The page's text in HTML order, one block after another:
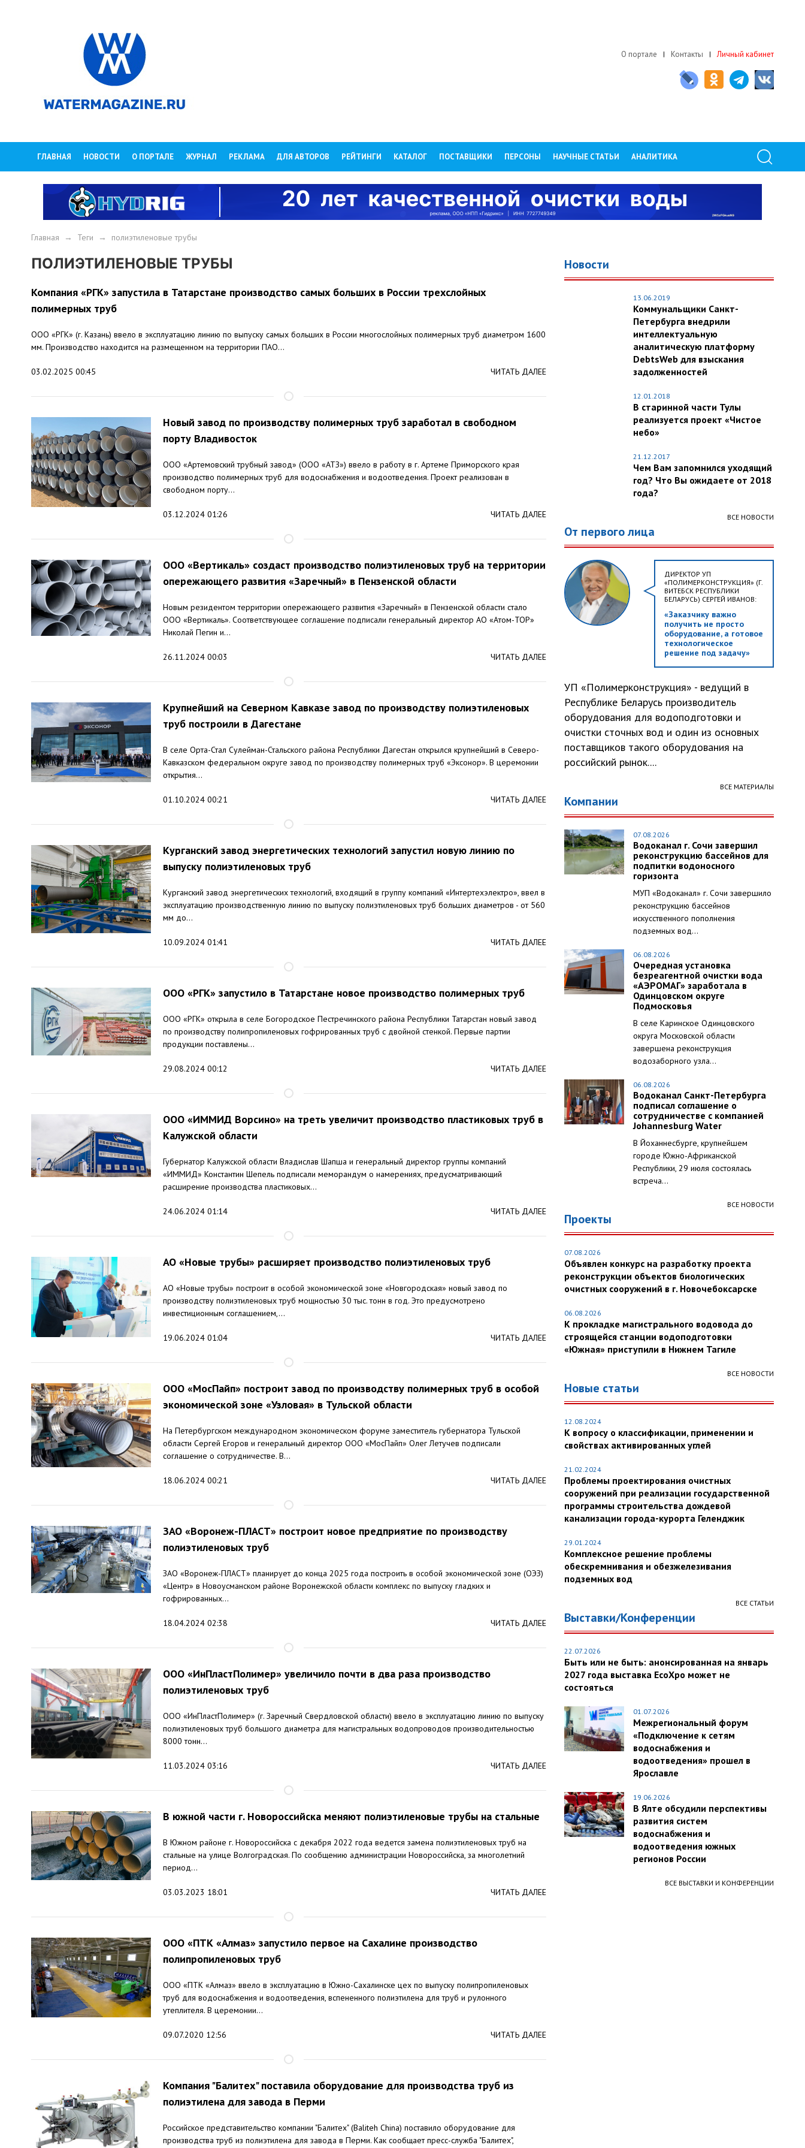
О портале Контакты Личный кабинет
ГЛАВНАЯ НОВОСТИ О ПОРТАЛЕ ЖУРНАЛ РЕКЛАМА ДЛЯ АВТОРОВ РЕЙТИНГИ КАТАЛОГ ПОСТАВЩИКИ ПЕРСОНЫ НАУЧНЫЕ СТАТЬИ АНАЛИТИКА
Главная → Теги → полиэтиленовые трубы
ПОЛИЭТИЛЕНОВЫЕ ТРУБЫ
Компания «РГК» запустила в Татарстане производство самых больших в России трехслойных
полимерных труб
ООО «РГК» (г. Казань) ввело в эксплуатацию линию по выпуску самых больших в России многослойных полимерных труб диаметром 1600
мм. Производство находится на размещенном на территории ПАО...
03.02.2025 00:45 ЧИТАТЬ ДАЛЕЕ
Новый завод по производству полимерных труб заработал в свободном
порту Владивосток
ООО «Артемовский трубный завод» (ООО «АТЗ») ввело в работу в г. Артеме Приморского края
производство полимерных труб для водоснабжения и водоотведения. Проект реализован в
свободном порту...
03.12.2024 01:26 ЧИТАТЬ ДАЛЕЕ
ООО «Вертикаль» создаст производство полиэтиленовых труб на территории
опережающего развития «Заречный» в Пензенской области
Новым резидентом территории опережающего развития «Заречный» в Пензенской области стало
ООО «Вертикаль». Соответствующее соглашение подписали генеральный директор АО «Атом-ТОР»
Николай Пегин и...
26.11.2024 00:03 ЧИТАТЬ ДАЛЕЕ
Крупнейший на Северном Кавказе завод по производству полиэтиленовых
труб построили в Дагестане
В селе Орта-Стал Сулейман-Стальского района Республики Дагестан открылся крупнейший в Северо-
Кавказском федеральном округе завод по производству полимерных труб «Эксонор». В церемонии
открытия...
01.10.2024 00:21 ЧИТАТЬ ДАЛЕЕ
Курганский завод энергетических технологий запустил новую линию по
выпуску полиэтиленовых труб
Курганский завод энергетических технологий, входящий в группу компаний «Интертехэлектро», ввел в
эксплуатацию производственную линию по выпуску полиэтиленовых труб больших диаметров - от 560
мм до...
10.09.2024 01:41 ЧИТАТЬ ДАЛЕЕ
ООО «РГК» запустило в Татарстане новое производство полимерных труб
ООО «РГК» открыла в селе Богородское Пестречинского района Республики Татарстан новый завод
по производству полипропиленовых гофрированных труб с двойной стенкой. Первые партии
продукции поставлены...
29.08.2024 00:12 ЧИТАТЬ ДАЛЕЕ
ООО «ИММИД Ворсино» на треть увеличит производство пластиковых труб в
Калужской области
Губернатор Калужской области Владислав Шапша и генеральный директор группы компаний
«ИММИД» Константин Шепель подписали меморандум о намерениях, предусматривающий
расширение производства пластиковых...
24.06.2024 01:14 ЧИТАТЬ ДАЛЕЕ
АО «Новые трубы» расширяет производство полиэтиленовых труб
АО «Новые трубы» построит в особой экономической зоне «Новгородская» новый завод по
производству полиэтиленовых труб мощностью 30 тыс. тонн в год. Это предусмотрено
инвестиционным соглашением,...
19.06.2024 01:04 ЧИТАТЬ ДАЛЕЕ
ООО «МосПайп» построит завод по производству полимерных труб в особой
экономической зоне «Узловая» в Тульской области
На Петербургском международном экономическом форуме заместитель губернатора Тульской
области Сергей Егоров и генеральный директор ООО «МосПайп» Олег Летучев подписали
соглашение о сотрудничестве. В...
18.06.2024 00:21 ЧИТАТЬ ДАЛЕЕ
ЗАО «Воронеж-ПЛАСТ» построит новое предприятие по производству
полиэтиленовых труб
ЗАО «Воронеж-ПЛАСТ» планирует до конца 2025 года построить в особой экономической зоне (ОЭЗ)
«Центр» в Новоусманском районе Воронежской области комплекс по выпуску гладких и
гофрированных...
18.04.2024 02:38 ЧИТАТЬ ДАЛЕЕ
ООО «ИнПластПолимер» увеличило почти в два раза производство
полиэтиленовых труб
ООО «ИнПластПолимер» (г. Заречный Свердловской области) ввело в эксплуатацию линию по выпуску
полиэтиленовых труб большого диаметра для магистральных водопроводов производительностью
8000 тонн...
11.03.2024 03:16 ЧИТАТЬ ДАЛЕЕ
В южной части г. Новороссийска меняют полиэтиленовые трубы на стальные
В Южном районе г. Новороссийска с декабря 2022 года ведется замена полиэтиленовых труб на
стальные на улице Волгоградская. По сообщению администрации Новороссийска, за многолетний
период...
03.03.2023 18:01 ЧИТАТЬ ДАЛЕЕ
ООО «ПТК «Алмаз» запустило первое на Сахалине производство
полипропиленовых труб
ООО «ПТК «Алмаз» ввело в эксплуатацию в Южно-Сахалинске цех по выпуску полипропиленовых
труб для водоснабжения и водоотведения, вспененного полиэтилена для труб и рулонного
утеплителя. В церемонии...
09.07.2020 12:56 ЧИТАТЬ ДАЛЕЕ
Компания "Балитех" поставила оборудование для производства труб из
полиэтилена для завода в Перми
Российское представительство компании "Балитех" (Baliteh China) поставило оборудование для
производства труб из полиэтилена для завода в Перми. Как сообщает пресс-служба "Балитех",
Новости
13.06.2019
Коммунальщики Санкт-
Петербурга внедрили
интеллектуальную
аналитическую платформу
DebtsWeb для взыскания
задолженностей
12.01.2018
В старинной части Тулы
реализуется проект «Чистое
небо»
21.12.2017
Чем Вам запомнился уходящий
год? Что Вы ожидаете от 2018
года?
ВСЕ НОВОСТИ
От первого лица
ДИРЕКТОР УП
«ПОЛИМЕРКОНСТРУКЦИЯ» (Г.
ВИТЕБСК РЕСПУБЛИКИ
БЕЛАРУСЬ) СЕРГЕЙ ИВАНОВ:
«Заказчику важно
получить не просто
оборудование, а готовое
технологическое
решение под задачу»
УП «Полимерконструкция» - ведущий в
Республике Беларусь производитель
оборудования для водоподготовки и
очистки сточных вод и один из основных
поставщиков такого оборудования на
российский рынок....
ВСЕ МАТЕРИАЛЫ
Компании
07.08.2026
Водоканал г. Сочи завершил
реконструкцию бассейнов для
подпитки водоносного
горизонта
МУП «Водоканал» г. Сочи завершило
реконструкцию бассейнов
искусственного пополнения
подземных вод...
06.08.2026
Очередная установка
безреагентной очистки вода
«АЭРОМАГ» заработала в
Одинцовском округе
Подмосковья
В селе Каринское Одинцовского
округа Московской области
завершена реконструкция
водозаборного узла...
06.08.2026
Водоканал Санкт-Петербурга
подписал соглашение о
сотрудничестве с компанией
Johannesburg Water
В Йоханнесбурге, крупнейшем
городе Южно-Африканской
Республики, 29 июля состоялась
встреча...
ВСЕ НОВОСТИ
Проекты
07.08.2026
Объявлен конкурс на разработку проекта
реконструкции объектов биологических
очистных сооружений в г. Новочебоксарске
06.08.2026
К прокладке магистрального водовода до
строящейся станции водоподготовки
«Южная» приступили в Нижнем Тагиле
ВСЕ НОВОСТИ
Новые статьи
12.08.2024
К вопросу о классификации, применении и
свойствах активированных углей
21.02.2024
Проблемы проектирования очистных
сооружений при реализации государственной
программы строительства дождевой
канализации города-курорта Геленджик
29.01.2024
Комплексное решение проблемы
обескремнивания и обезжелезивания
подземных вод
ВСЕ СТАТЬИ
Выставки/Конференции
22.07.2026
Быть или не быть: анонсированная на январь
2027 года выставка EcoXpo может не
состояться
01.07.2026
Межрегиональный форум
«Подключение к сетям
водоснабжения и
водоотведения» прошел в
Ярославле
19.06.2026
В Ялте обсудили перспективы
развития систем
водоснабжения и
водоотведения южных
регионов России
ВСЕ ВЫСТАВКИ И КОНФЕРЕНЦИИ